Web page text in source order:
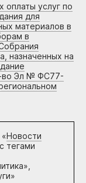
оплаты услуг по
для
материалов в
в
назначенных на
во Эл № ФС77-
Новости
тегами